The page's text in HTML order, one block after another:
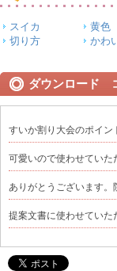
スイカ 黄色
切り方
かわ
ダウンロード
すいか割り大会のポイン
可愛いので使わせていた
ありがとうございます
提案文書に使わせていた